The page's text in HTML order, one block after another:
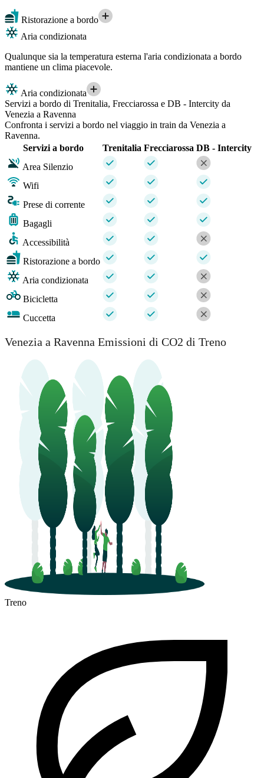
Ristorazione a bordo
Aria condizionata
Qualunque sia la temperatura esterna l'aria condizionata a bordo
mantiene un clima piacevole.
Aria condizionata
Servizi a bordo di Trenitalia, Frecciarossa e DB - Intercity da
Venezia a Ravenna
Confronta i servizi a bordo nel viaggio in train da Venezia a
Ravenna.
Servizi a bordo
Trenitalia Frecciarossa DB - Intercity
Area Silenzio
Wifi
Prese di corrente
Bagagli
Accessibilità
Ristorazione a bordo
Aria condizionata
Bicicletta
Cuccetta
Venezia a Ravenna Emissioni di CO2 di Treno
Treno